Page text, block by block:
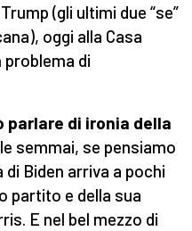
(gli ultimi due “se”
oggi alla Casa
problema di
parlare di ironia della
semmai, se pensiamo
Biden arriva a pochi
partito e della sua
E nel bel mezzo di